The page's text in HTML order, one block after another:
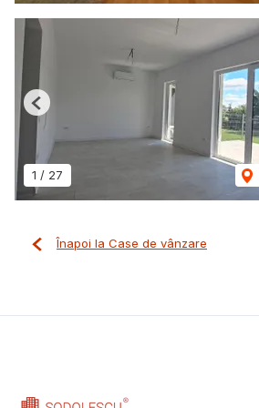
1 / 27
Previous
Înapoi la Case de vânzare